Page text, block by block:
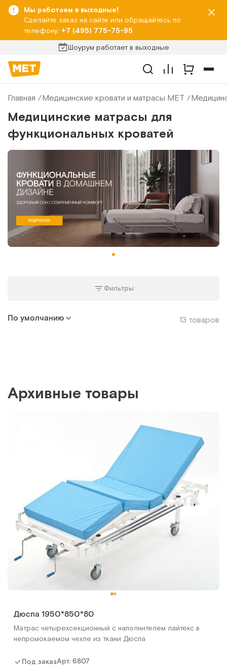
Мы работаем в выходные!
Сделайте заказ на сайте или обращайтесь по
телефону: +7 (495) 775-75-95
Шоурум работает в выходные
Главная Медицинские кровати и матрасы МЕТ
Медицинские матрасы для
функциональных кроватей
Фильтры
По умолчанию 13 товаров
Архивные товары
Дюспа 1950*850*80
Матрас четырехсекционный с наполнителем лайтекс в
непромокаемом чехле из ткани Дюспа
Под заказАрт. 6807